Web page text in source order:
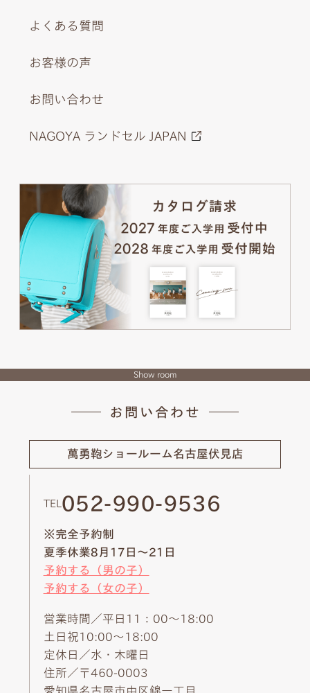
よくある質問
お客様の声
お問い合わせ
NAGOYA ランドセル JAPAN
Show room
お問い合わせ
萬勇鞄ショールーム名古屋伏見店
TEL 052-990-9536
※完全予約制
夏季休業8月17日～21日
予約する（男の子）
予約する（女の子）
営業時間／平日11：00～18:00
土日祝10:00～18:00
定休日／水・木曜日
住所／〒460-0003
愛知県名古屋市中区錦一丁目